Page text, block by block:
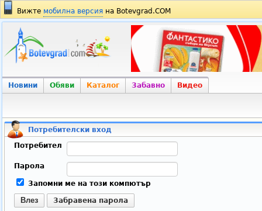
Вижте мобилна версия на Botevgrad.COM
Новини Обяви Каталог Забавно Видео
Потребителски вход
Потребител
Парола
Запомни ме на този компютър
Влез Забравена парола